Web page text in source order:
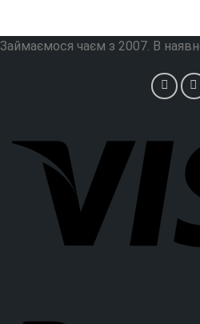
Займаємося чаєм з 2007. В